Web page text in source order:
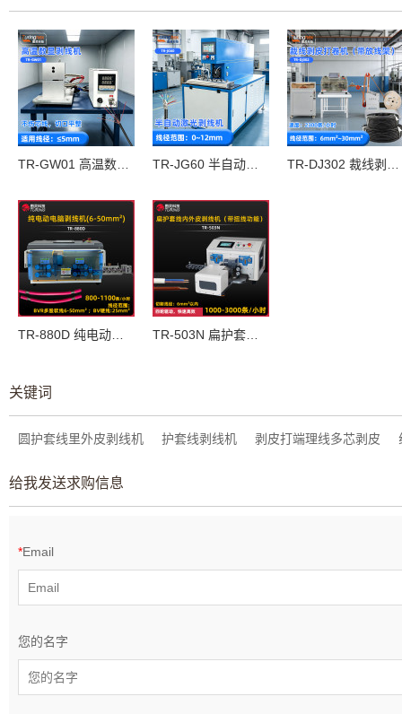
关键词
圆护套线里外皮剥线机 护套线剥线机 剥皮打端理线多芯剥皮
给我发送求购信息
*Email
您的名字